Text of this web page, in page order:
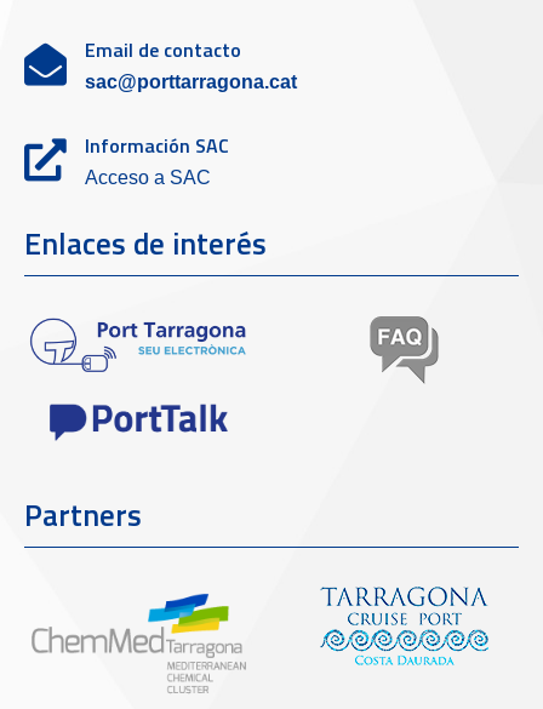
Email de contacto
sac@porttarragona.cat
Información SAC
Acceso a SAC
Enlaces de interés
Partners